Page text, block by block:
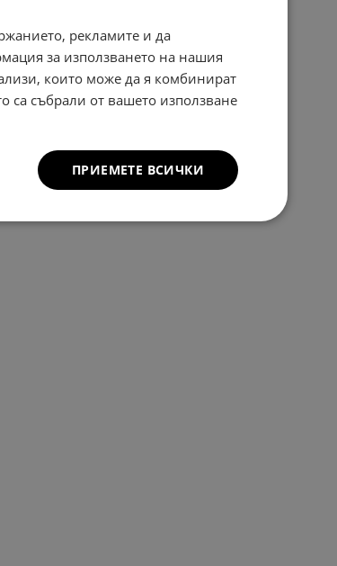
рекламите и да
за използването на нашия
които може да я комбинират
са събрали от вашето използване
ПРИЕМЕТЕ ВСИЧКИ